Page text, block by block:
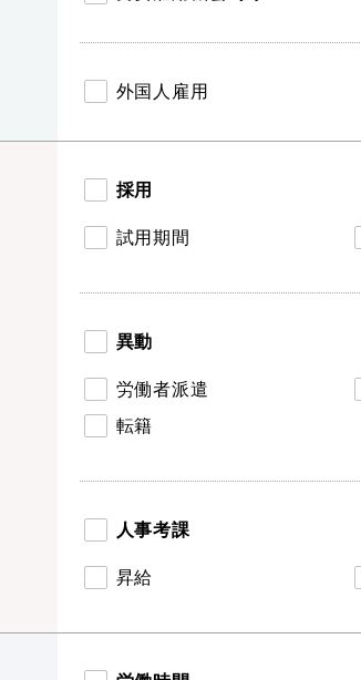
外国人雇用
採用
試用期間
異動
労働者派遣
転籍
人事考課
昇給